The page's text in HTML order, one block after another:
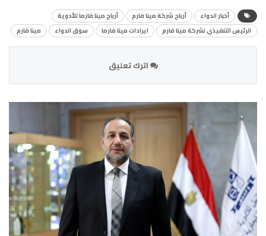
أخبار الدواء أرباح شركة مينا فارم
أرباح مينا فارما للأدوية
الرئيس التنفيذي لشركة مينا فارم
ايرادات مينا فارما سوق الدواء مينا فارم
اترك تعليق